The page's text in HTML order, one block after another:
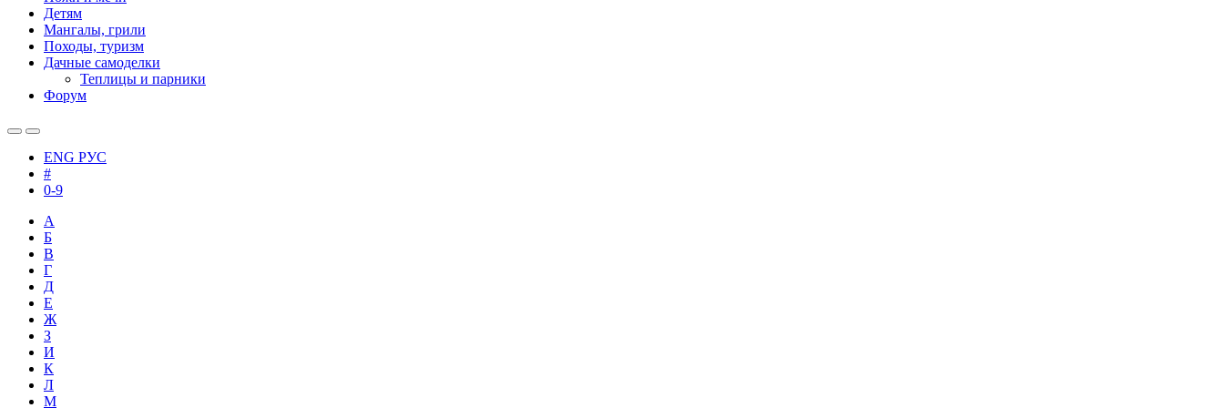
Детям
Мангалы, грили
Походы, туризм
Дачные самоделки
Теплицы и парники
Форум
ENG РУС
#
0-9
А
Б
В
Г
Д
Е
Ж
З
И
К
Л
М